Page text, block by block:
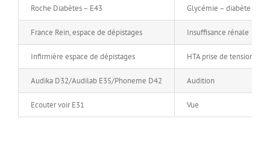
Roche Diabètes – E43 Glycémie – diabète
France Rein, espace de dépistages Insuffisance rénale
Infirmière espace de dépistages HTA prise de tension
Audika D32/Audilab E35/Phoneme D42 Audition
Ecouter voir E31 Vue